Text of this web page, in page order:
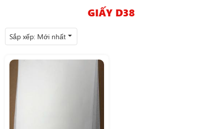
GIẤY D38
Sắp xếp: Mới nhất